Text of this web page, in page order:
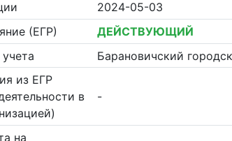
2024-05-03
(ЕГР)
ДЕЙСТВУЮЩИЙ
Барановичский
из ЕГР
в
-
на